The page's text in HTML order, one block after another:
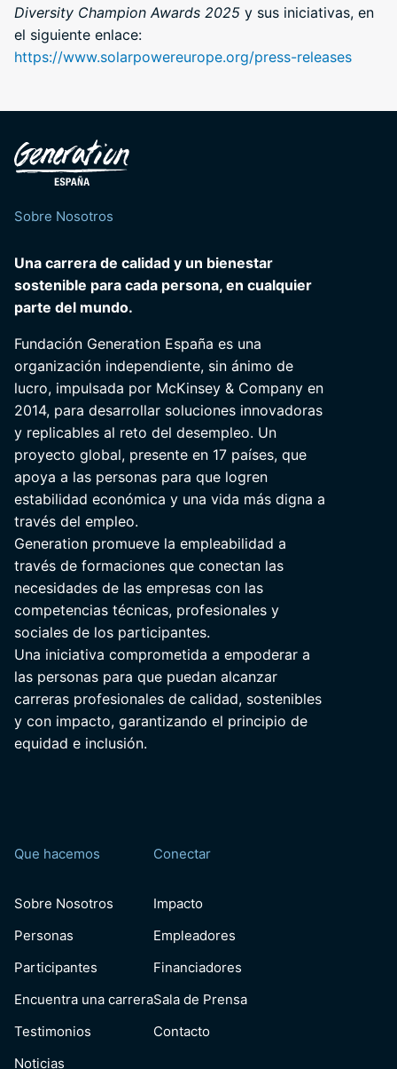
Diversity Champion Awards 2025 y sus iniciativas, en
el siguiente enlace:
https://www.solarpowereurope.org/press-releases
Sobre Nosotros
Una carrera de calidad y un bienestar
sostenible para cada persona, en cualquier
parte del mundo.
Fundación Generation España es una
organización independiente, sin ánimo de
lucro, impulsada por McKinsey & Company en
2014, para desarrollar soluciones innovadoras
y replicables al reto del desempleo. Un
proyecto global, presente en 17 países, que
apoya a las personas para que logren
estabilidad económica y una vida más digna a
través del empleo.
Generation promueve la empleabilidad a
través de formaciones que conectan las
necesidades de las empresas con las
competencias técnicas, profesionales y
sociales de los participantes.
Una iniciativa comprometida a empoderar a
las personas para que puedan alcanzar
carreras profesionales de calidad, sostenibles
y con impacto, garantizando el principio de
equidad e inclusión.
Que hacemos
Sobre Nosotros
Personas
Participantes
Encuentra una carrera
Testimonios
Noticias
Conectar
Impacto
Empleadores
Financiadores
Sala de Prensa
Contacto